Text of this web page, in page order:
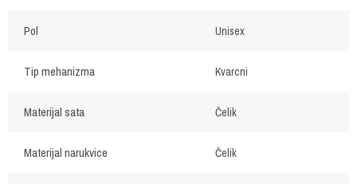
Pol Unisex
Tip mehanizma Kvarcni
Materijal sata Čelik
Materijal narukvice Čelik